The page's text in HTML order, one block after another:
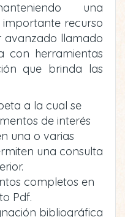
una
importante recurso
avanzado llamado
con herramientas
que brinda las
a la cual se
de interés
una o varias
una consulta
completos en
Pdf.
bibliográfica